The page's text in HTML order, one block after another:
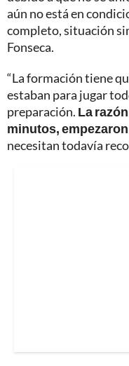
aún no está en
completo, situación
Fonseca.
“La formación tiene
estaban para jugar
preparación. La
minutos,
necesitan todavía